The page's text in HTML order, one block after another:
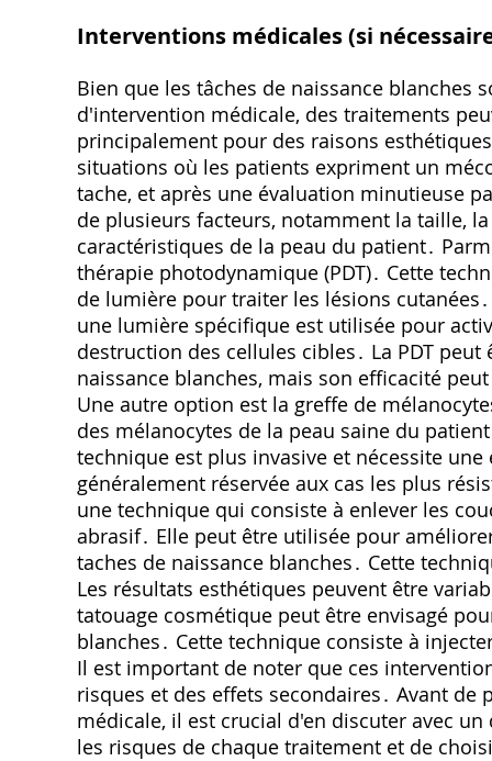
Interventions médicales (si
Bien que les tâches de naissance blanches
d'intervention médicale, des traitements
principalement pour des raisons
situations où les patients expriment un
tache, et après une évaluation minutieuse
de plusieurs facteurs, notamment la taille,
caractéristiques de la peau du patient․
thérapie photodynamique (PDT)․ Cette
de lumière pour traiter les lésions
une lumière spécifique est utilisée pour
destruction des cellules cibles․ La PDT
naissance blanches, mais son efficacité
Une autre option est la greffe de
des mélanocytes de la peau saine du
technique est plus invasive et nécessite
généralement réservée aux cas les plus
une technique qui consiste à enlever les
abrasif․ Elle peut être utilisée pour
taches de naissance blanches․ Cette
Les résultats esthétiques peuvent être
tatouage cosmétique peut être envisagé
blanches․ Cette technique consiste à
Il est important de noter que ces
risques et des effets secondaires․ Avant
médicale, il est crucial d'en discuter avec
les risques de chaque traitement et de